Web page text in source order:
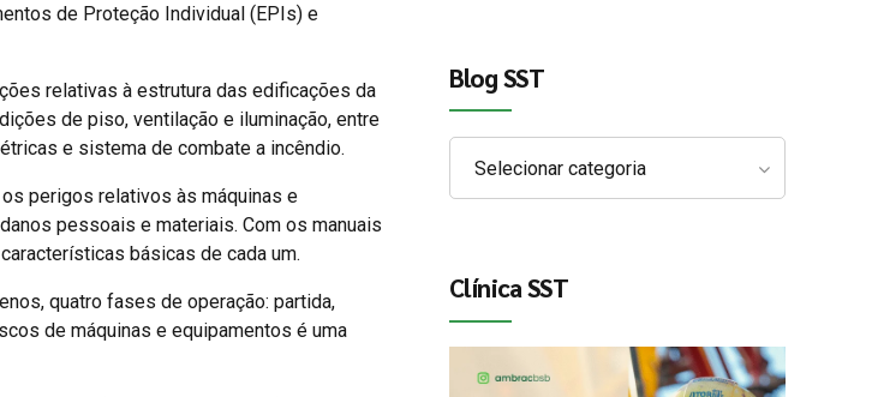
de Proteção Individual (EPIs) e
relativas à estrutura das edificações da
de piso, ventilação e iluminação, entre
e sistema de combate a incêndio.
perigos relativos às máquinas e
pessoais e materiais. Com os manuais
básicas de cada um.
quatro fases de operação: partida,
de máquinas e equipamentos é uma
Blog SST
Selecionar categoria
Clínica SST